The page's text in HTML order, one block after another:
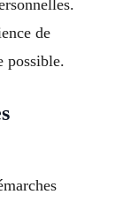
de
possible.